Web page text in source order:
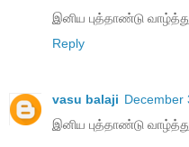
இனிய புத்தாண்டு
Reply
vasu balaji December
இனிய புத்தாண்டு